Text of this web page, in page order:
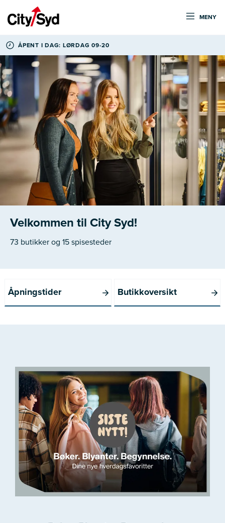
MENY
ÅPENT I DAG: LØRDAG 09-20
Velkommen til City Syd!
73 butikker og 15 spisesteder
Åpningstider Butikkoversikt